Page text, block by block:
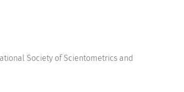
Society of Scientometrics and